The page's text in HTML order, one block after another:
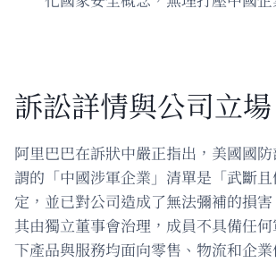
訴訟詳情與公司立場
阿里巴巴在訴狀中嚴正指出，美國國
謂的「中國涉軍企業」清單是「武斷
定，並已對公司造成了無法彌補的損害
其由獨立董事會治理，成員不具備任
下產品與服務均面向零售、物流和企